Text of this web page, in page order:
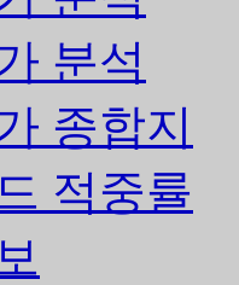
분석
종합지
적중률